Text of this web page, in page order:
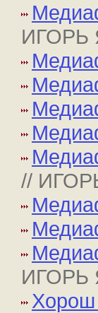
ИГОРЬ
//
ИГОРЬ
Хорош